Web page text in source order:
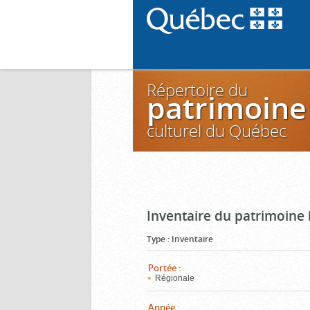
Répertoire du
patrimoine
culturel du Québec
Inventaire du patrimoine
Type : Inventaire
Portée :
Régionale